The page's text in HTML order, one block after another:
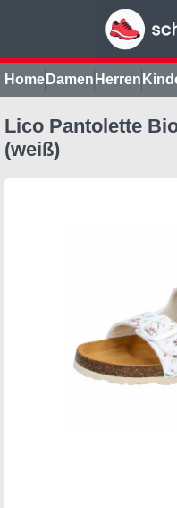
Home Damen Herren
Lico Pantolette
(weiß)